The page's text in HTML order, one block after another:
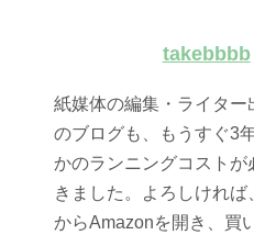
takebbbb
紙媒体の編集・ライター
のブログも、もうすぐ3
かのランニングコストが
きました。よろしければ
からAmazonを開き、買